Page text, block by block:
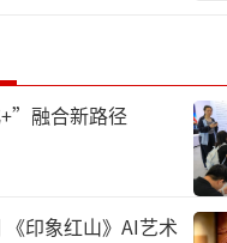
佳辰，蒙父王恩旨
共乐清霄盛会。正
闪出个金睛蓝面青
，直带至半野山中
宴开，养尊处优的
融合新路径
印象红山》AI艺术